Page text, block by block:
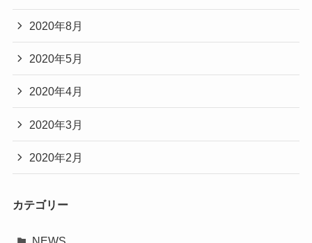
2020年8月
2020年5月
2020年4月
2020年3月
2020年2月
カテゴリー